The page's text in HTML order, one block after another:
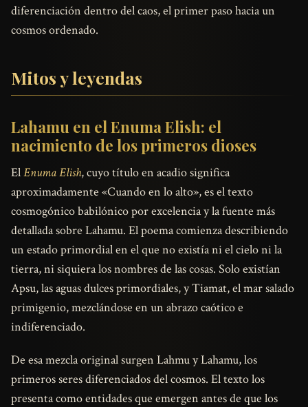
diferenciación dentro del caos, el primer paso hacia un
cosmos ordenado.
Mitos y leyendas
Lahamu en el Enuma Elish: el
nacimiento de los primeros dioses
ElEnuma Elish, cuyo título en acadio significa
aproximadamente «Cuando en lo alto», es el texto
cosmogónico babilónico por excelencia y la fuente más
detallada sobre Lahamu. El poema comienza describiendo
un estado primordial en el que no existía ni el cielo ni la
tierra, ni siquiera los nombres de las cosas. Solo existían
Apsu, las aguas dulces primordiales, y Tiamat, el mar salado
primigenio, mezclándose en un abrazo caótico e
indiferenciado.
De esa mezcla original surgen Lahmu y Lahamu, los
primeros seres diferenciados del cosmos. El texto los
presenta como entidades que emergen antes de que los